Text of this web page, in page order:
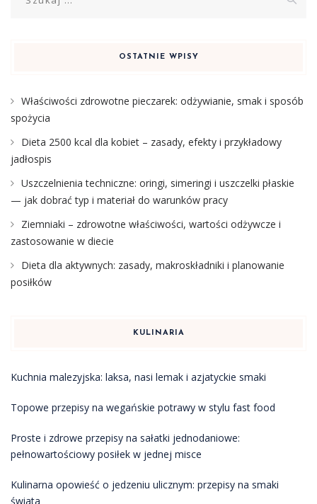
OSTATNIE WPISY
Właściwości zdrowotne pieczarek: odżywianie, smak i sposób
spożycia
Dieta 2500 kcal dla kobiet – zasady, efekty i przykładowy
jadłospis
Uszczelnienia techniczne: oringi, simeringi i uszczelki płaskie
— jak dobrać typ i materiał do warunków pracy
Ziemniaki – zdrowotne właściwości, wartości odżywcze i
zastosowanie w diecie
Dieta dla aktywnych: zasady, makroskładniki i planowanie
posiłków
KULINARIA
Kuchnia malezyjska: laksa, nasi lemak i azjatyckie smaki
Topowe przepisy na wegańskie potrawy w stylu fast food
Proste i zdrowe przepisy na sałatki jednodaniowe:
pełnowartościowy posiłek w jednej misce
Kulinarna opowieść o jedzeniu ulicznym: przepisy na smaki
świata